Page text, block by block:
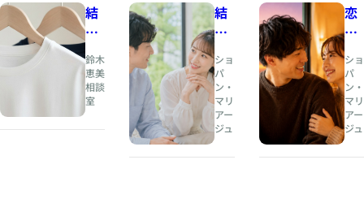
結
婚
相
談
所
夏
鈴木
恵美
相談
室
結
婚
と
は
、
人
生
ショ
パ
ン・
マリ
アー
ジュ
恋
愛
の
と
き
め
き
ショ
パ
ン・
マリ
アー
ジュ